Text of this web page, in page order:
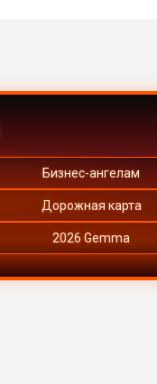
Бизнес-ангелам
Дорожная карта
2026 Gemma